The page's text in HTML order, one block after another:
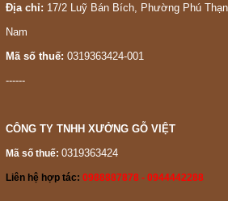
Địa chỉ: 17/2 Luỹ Bán Bích, Phường Phú
Nam
Mã số thuế: 0319363424-001
------
CÔNG TY TNHH XƯỞNG GỖ VIỆT
Mã số thuế: 0319363424
Liên hệ hợp tác: 0988887878 - 0944442288